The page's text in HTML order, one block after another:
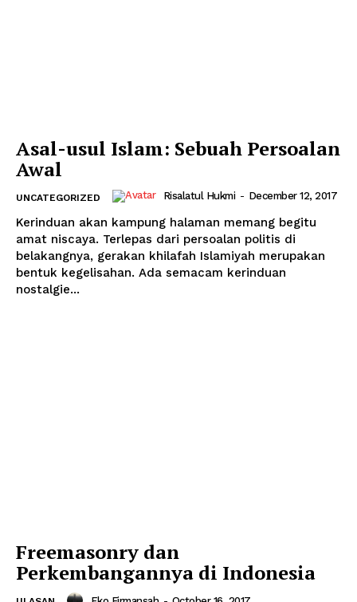
Asal-usul Islam: Sebuah Persoalan
Awal
UNCATEGORIZED Risalatul Hukmi - December 12, 2017
Kerinduan akan kampung halaman memang begitu
amat niscaya. Terlepas dari persoalan politis di
belakangnya, gerakan khilafah Islamiyah merupakan
bentuk kegelisahan. Ada semacam kerinduan
nostalgie...
Freemasonry dan
Perkembangannya di Indonesia